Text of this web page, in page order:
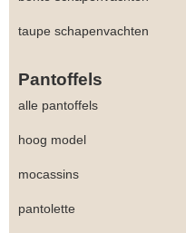
taupe schapenvachten
Pantoffels
alle pantoffels
hoog model
mocassins
pantolette